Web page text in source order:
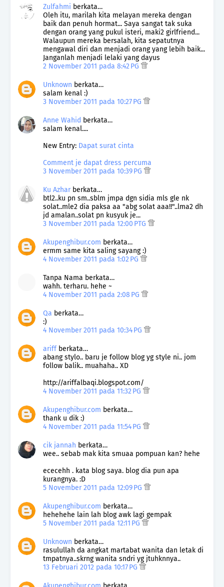
Zulfahmi berkata…
Oleh itu, marilah kita melayan mereka dengan
baik dan penuh hormat... Saya sangat tak suka
dengan orang yang pukul isteri, maki2 girlfriend...
Walaupun mereka bersalah, kita sepatutnya
mengawal diri dan menjadi orang yang lebih baik...
Janganlah menjadi lelaki yang dayus
2 November 2011 pada 8:42 PG
Unknown berkata…
salam kenal :)
3 November 2011 pada 10:27 PG
Anne Wahid berkata…
salam kenal....
New Entry: Dapat surat cinta
Comment je dapat dress percuma
3 November 2011 pada 10:39 PG
Ku Azharberkata…
btl2..ku pn sm..sblm jmpa dgn sidia mls gle nk
solat..mle2 dia paksa aa "abg solat aaa!!"..lma2 dh
jd amalan..solat pn kusyuk je...
3 November 2011 pada 12:00 PTG
Akupenghibur.com berkata…
ermm same kita saling sayang :)
4 November 2011 pada 1:02 PG
Tanpa Nama berkata…
wahh. terharu. hehe ~
4 November 2011 pada 2:08 PG
Qa berkata…
:)
4 November 2011 pada 10:34 PG
ariff berkata…
abang stylo.. baru je follow blog yg style ni.. jom
follow balik.. muahaha.. XD
http://ariffalbaqi.blogspot.com/
4 November 2011 pada 11:32 PG
Akupenghibur.com berkata…
thank u dik :)
4 November 2011 pada 11:54 PG
cik jannah berkata…
wee.. sebab mak kita smuaa pompuan kan? hehe
ececehh . kata blog saya. blog dia pun apa
kurangnya. :D
5 November 2011 pada 12:09 PG
Akupenghibur.com berkata…
hehehehe lain lah blog awk lagi gempak
5 November 2011 pada 12:11 PG
Unknown berkata…
rasulullah da angkat martabat wanita dan letak di
tmpatnya..skrng wanita sndri yg jtuhknnya..
13 Februari 2012 pada 10:17 PG